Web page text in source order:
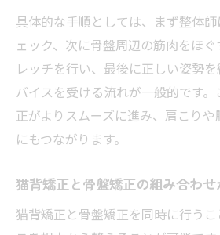
具体的な手順としては、まず整体
ェック、次に骨盤周辺の筋肉をほ
レッチを行い、最後に正しい姿勢
バイスを受ける流れが一般的です
正がよりスムーズに進み、肩こり
にもつながります。
猫背矯正と骨盤矯正の組み合わ
猫背矯正と骨盤矯正を同時に行う